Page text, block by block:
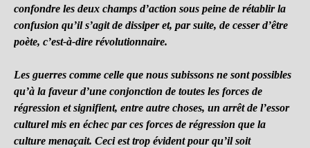
confondre les deux champs d’action sous peine de rétablir la
confusion qu’il s’agit de dissiper et, par suite, de cesser d’être
poète, c’est-à-dire révolutionnaire.
Les guerres comme celle que nous subissons ne sont possibles
qu’à la faveur d’une conjonction de toutes les forces de
régression et signifient, entre autre choses, un arrêt de l’essor
culturel mis en échec par ces forces de régression que la
culture menaçait. Ceci est trop évident pour qu’il soit